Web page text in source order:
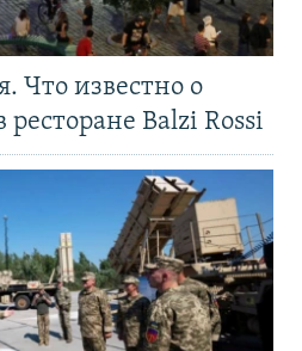
Что известно о
Balzi Rossi